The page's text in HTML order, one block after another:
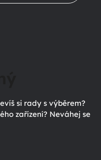
si rady s výběrem?
zařízení? Neváhej se